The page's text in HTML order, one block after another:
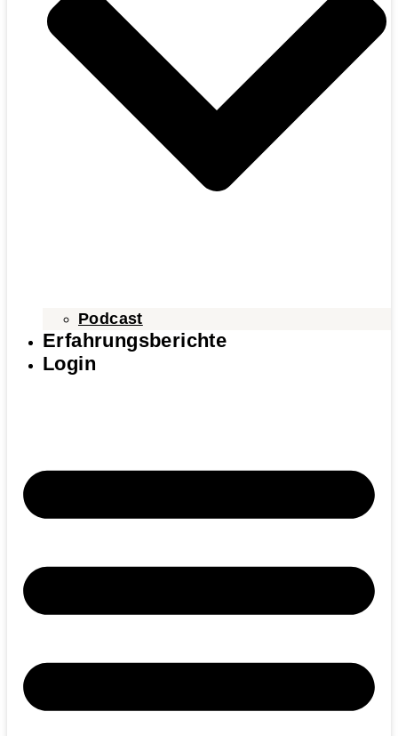
Podcast
Erfahrungsberichte
Login